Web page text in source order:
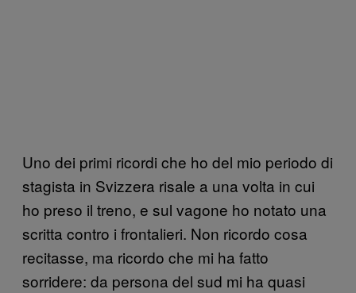
Uno dei primi ricordi che ho del mio periodo di
stagista in Svizzera risale a una volta in cui
ho preso il treno, e sul vagone ho notato una
scritta contro i frontalieri. Non ricordo cosa
recitasse, ma ricordo che mi ha fatto
sorridere: da persona del sud mi ha quasi